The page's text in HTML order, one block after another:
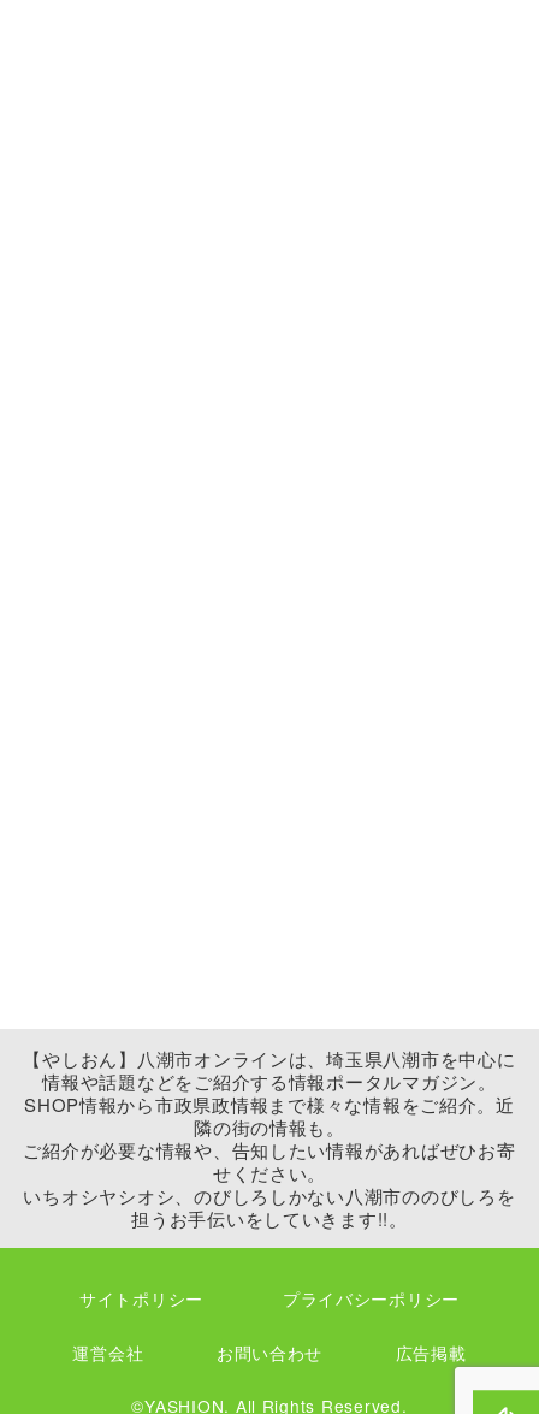
【やしおん】八潮市オンラインは、埼玉県八潮市を中心に
情報や話題などをご紹介する情報ポータルマガジン。
SHOP情報から市政県政情報まで様々な情報をご紹介。近
隣の街の情報も。
ご紹介が必要な情報や、告知したい情報があればぜひお寄
せください。
いちオシヤシオシ、のびしろしかない八潮市ののびしろを
担うお手伝いをしていきます!!。
サイトポリシー プライバシーポリシー
運営会社 お問い合わせ 広告掲載
©YASHION. All Rights Reserved.